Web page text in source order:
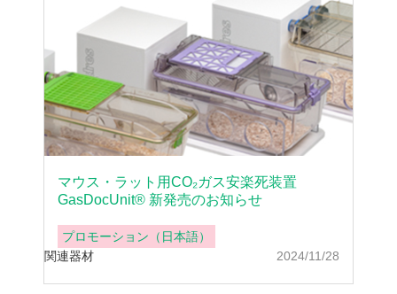
2024/11/28
マウス・ラット用CO₂ガス安楽死装置
GasDocUnit® 新発売のお知らせ
プロモーション（日本語）
関連器材